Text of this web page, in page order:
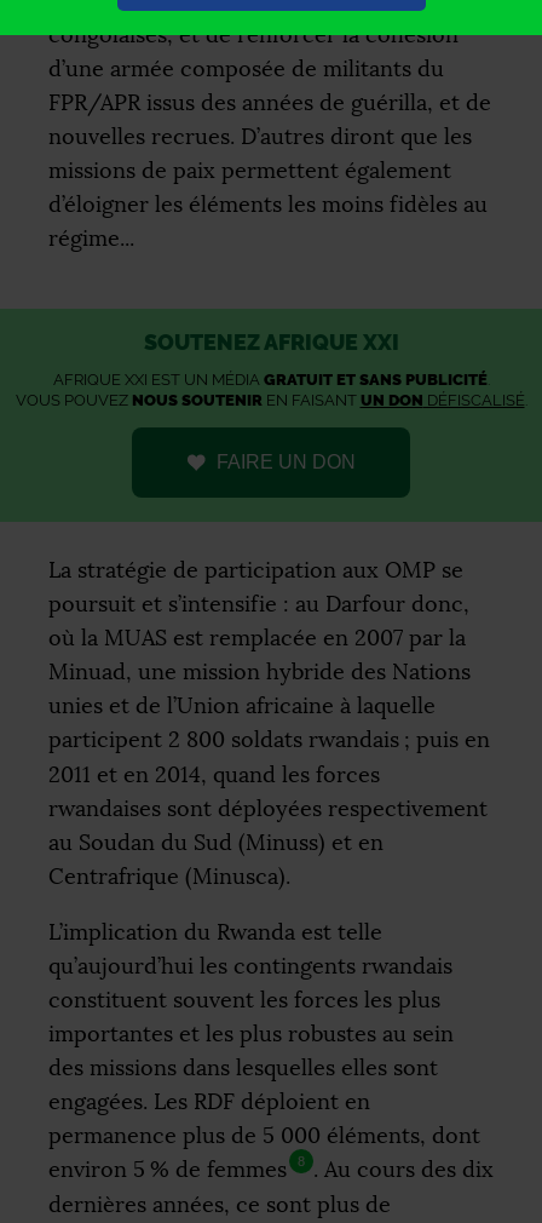
congolaises, et de renforcer la cohésion
d’une armée composée de militants du
FPR/APR issus des années de guérilla, et de
nouvelles recrues. D’autres diront que les
missions de paix permettent également
d’éloigner les éléments les moins fidèles au
régime...
SOUTENEZ AFRIQUE XXI
AFRIQUE XXI EST UN MÉDIA GRATUIT ET SANS PUBLICITÉ.
VOUS POUVEZ NOUS SOUTENIREN FAISANT UN DON DÉFISCALISÉ.
FAIRE UN DON
La stratégie de participation aux OMP se
poursuit et s’intensifie : au Darfour donc,
où la MUAS est remplacée en 2007 par la
Minuad, une mission hybride des Nations
unies et de l’Union africaine à laquelle
participent 2 800 soldats rwandais ; puis en
2011 et en 2014, quand les forces
rwandaises sont déployées respectivement
au Soudan du Sud (Minuss) et en
Centrafrique (Minusca).
L’implication du Rwanda est telle
qu’aujourd’hui les contingents rwandais
constituent souvent les forces les plus
importantes et les plus robustes au sein
des missions dans lesquelles elles sont
engagées. Les RDF déploient en
permanence plus de 5 000 éléments, dont
environ 5 % de femmes 8
. Au cours des dix
dernières années, ce sont plus de